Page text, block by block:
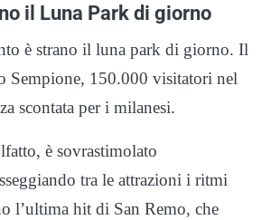
il Luna Park di giorno
è strano il luna park di giorno. Il
Sempione, 150.000 visitatori nel
scontata per i milanesi.
è sovrastimolato
tra le attrazioni i ritmi
l’ultima hit di San Remo, che